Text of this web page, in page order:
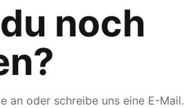
noch
an oder schreibe uns eine E-Mail.